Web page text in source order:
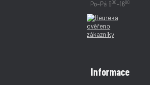
Po–Pá 900–1600
Informace